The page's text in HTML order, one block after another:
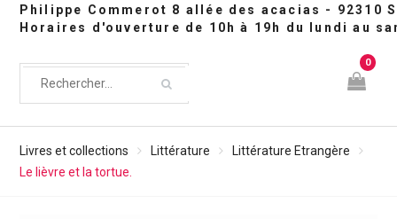
0
Livres et collections Littérature
Littérature Etrangère
Le lièvre et la tortue.